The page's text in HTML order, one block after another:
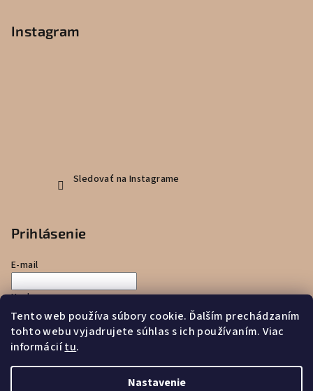
Tento web používa súbory cookie. Ďalším prechádzaním
tohto webu vyjadrujete súhlas s ich používaním. Viac
informáciítu.
Nastavenie
Instagram
Sledovať na Instagrame
Prihlásenie
E-mail
Heslo
Prihlásiť sa
Nová registráciaZabudnuté heslo